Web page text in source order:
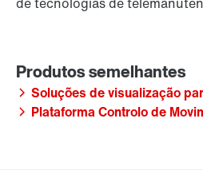
Soluções de visualização
Plataforma Controlo de